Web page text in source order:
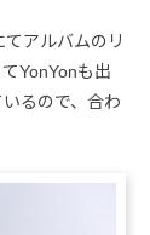
アルバムのリ
YonYonも出
るので、合わ